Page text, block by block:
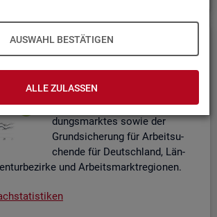
AUSWAHL BESTÄTIGEN
ALLE ZULASSEN
Fach­sta­tis­ti­ken
bel­len zu den ak­tu­el­len Eck­
wer­ten des Ar­beits- und Aus­bil­
dungs­mark­tes sowie der
Grund­si­che­rung für Ar­beit­su­
chen­de für Deutsch­land, Län­
und Ar­beits­markt­re­gio­nen.